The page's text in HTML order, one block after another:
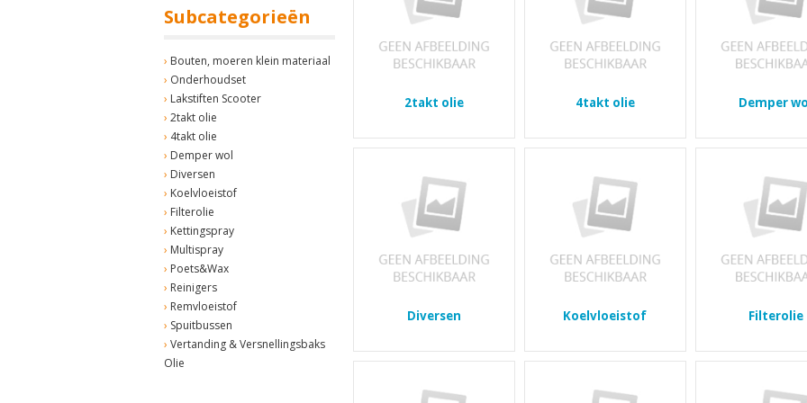
Subcategorieën
Bouten, moeren klein materiaal
Onderhoudset
Lakstiften Scooter
2takt olie
4takt olie
Demper wol
Diversen
Koelvloeistof
Filterolie
Kettingspray
Multispray
Poets&Wax
Reinigers
Remvloeistof
Spuitbussen
Vertanding & Versnellingsbaks
Olie
2takt olie 4takt olie Demper
Diversen Koelvloeistof Filterolie